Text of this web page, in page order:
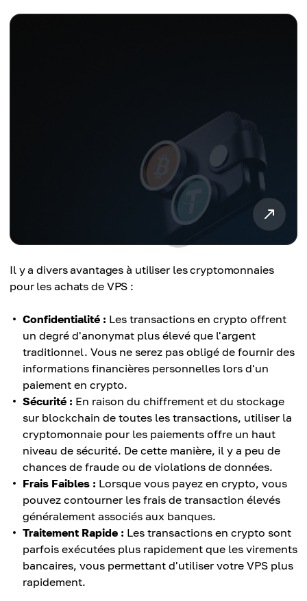
Il y a divers avantages à utiliser les cryptomonnaies
pour les achats de VPS :
Confidentialité : Les transactions en crypto offrent
un degré d'anonymat plus élevé que l'argent
traditionnel. Vous ne serez pas obligé de fournir des
informations financières personnelles lors d'un
paiement en crypto.
Sécurité : En raison du chiffrement et du stockage
sur blockchain de toutes les transactions, utiliser la
cryptomonnaie pour les paiements offre un haut
niveau de sécurité. De cette manière, il y a peu de
chances de fraude ou de violations de données.
Frais Faibles : Lorsque vous payez en crypto, vous
pouvez contourner les frais de transaction élevés
généralement associés aux banques.
Traitement Rapide : Les transactions en crypto sont
parfois exécutées plus rapidement que les virements
bancaires, vous permettant d'utiliser votre VPS plus
rapidement.